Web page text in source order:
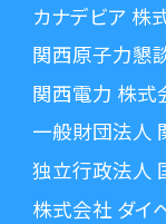
カナデビア 株
関西原子力懇
関西電力 株式
一般財団法人
独立行政法人
株式会社 ダイ